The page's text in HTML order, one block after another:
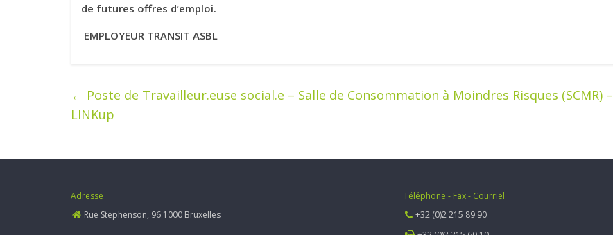
de futures offres d’emploi.
EMPLOYEUR TRANSIT ASBL
← Poste de Travailleur.euse social.e – Salle de Consommation à Moindres Risques (SCMR) –
LINKup
Adresse
Rue Stephenson, 96 1000 Bruxelles
Téléphone - Fax - Courriel
+32 (0)2 215 89 90